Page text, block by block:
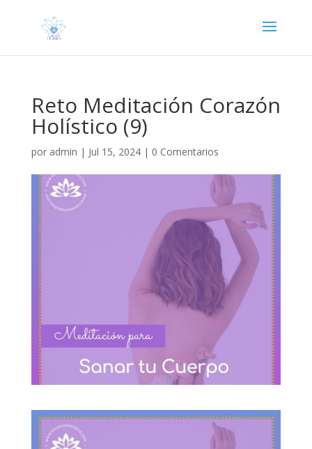
Reto Meditación Corazón
Holístico (9)
por admin | Jul 15, 2024| 0 Comentarios